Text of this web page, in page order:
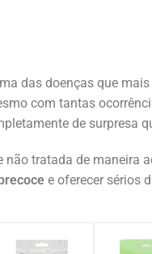
das doenças que
com tantas
de surpresa
não tratada de maneira
e oferecer sérios